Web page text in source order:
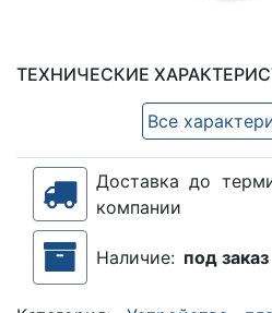
ТЕХНИЧЕСКИЕ
Все
Доставка до
компании
Наличие: под заказ